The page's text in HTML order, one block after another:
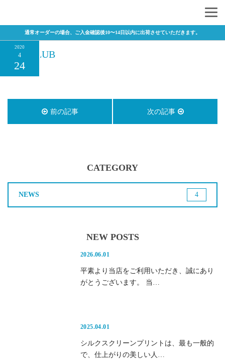
通常オーダーの場合、ご入金確認後10〜14日以内に出荷させていただきます。
2020
4
24
PRO CLUB
前の記事 次の記事
CATEGORY
NEWS 4
NEW POSTS
2026.06.01
平素より当店をご利用いただき、誠にあり
がとうございます。 当…
2025.04.01
シルクスクリーンプリントは、最も一般的
で、仕上がりの美しい人…